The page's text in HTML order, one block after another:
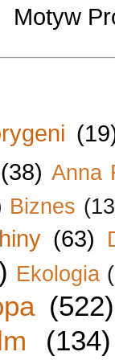
Motyw
(38) Anna
Biznes
(63)
Ekologia
(522)
(134)